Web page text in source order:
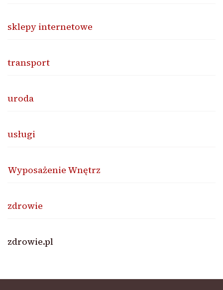
sklepy internetowe
transport
uroda
usługi
Wyposażenie Wnętrz
zdrowie
zdrowie.pl